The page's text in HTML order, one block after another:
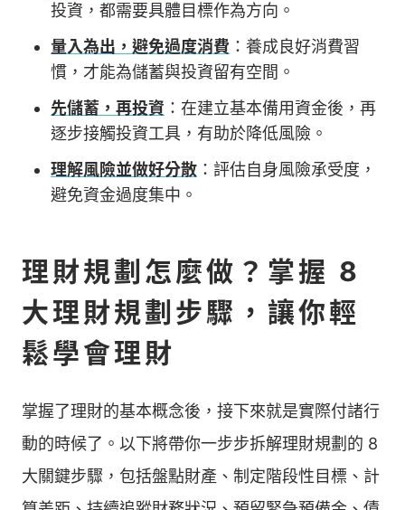
投資，都需要具體目標作為方向。
量入為出，避免過度消費 ：養成良好消費習
慣，才能為儲蓄與投資留有空間。
先儲蓄，再投資 ：在建立基本備用資金後，再
逐步接觸投資工具，有助於降低風險。
理解風險並做好分散 ：評估自身風險承受度，
避免資金過度集中。
理財規劃怎麼做？掌握 8
大理財規劃步驟，讓你輕
鬆學會理財
掌握了理財的基本概念後，接下來就是實際付諸行
動的時候了。以下將帶你一步步拆解理財規劃的 8
大關鍵步驟，包括盤點財產、制定階段性目標、計